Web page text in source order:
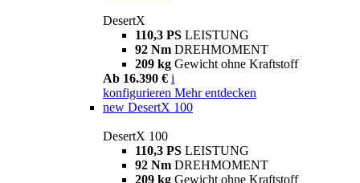
DesertX
110,3 PS LEISTUNG
92 Nm DREHMOMENT
209 kg Gewicht ohne Kraftstoff
Ab 16.390 € i
konfigurieren Mehr entdecken
new DesertX 100
DesertX 100
110,3 PS LEISTUNG
92 Nm DREHMOMENT
209 kg Gewicht ohne Kraftstoff